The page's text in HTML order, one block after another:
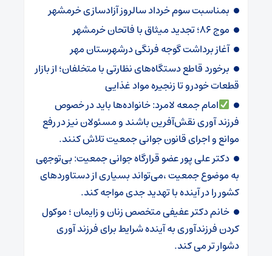
بمناسبت سوم خرداد سالروز آزادسازی خرمشهر
موج ۸۶؛ تجدید میثاق با فاتحان خرمشهر
آغاز برداشت گوجه فرنگی درشهرستان مهر
برخورد قاطع دستگاه‌های نظارتی با متخلفان؛ از بازار
قطعات خودرو تا زنجیره مواد غذایی
امام جمعه لامرد: خانواده‌ها باید در خصوص
فرزند آوری نقش‌آفرین باشند و مسئولان نیز در رفع
موانع و اجرای قانون جوانی جمعیت تلاش کنند.
دکتر علی پور عضو قرارگاه جوانی جمعیت: بی‌توجهی
به موضوع جمعیت ،می‌تواند بسیاری از دستاوردهای
کشور را در آینده با تهدید جدی مواجه کند.
خانم دکتر عفیفی متخصص زنان و زایمان ؛ موکول
کردن فرزندآوری به آینده شرایط برای فرزند آوری
دشوار تر می کند.